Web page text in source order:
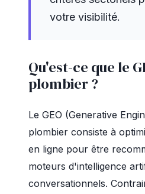
votre visibilité.
Qu'est-ce que le
plombier ?
Le GEO (Generative
plombier consiste à
en ligne pour être
moteurs d'intelligence
conversationnels.